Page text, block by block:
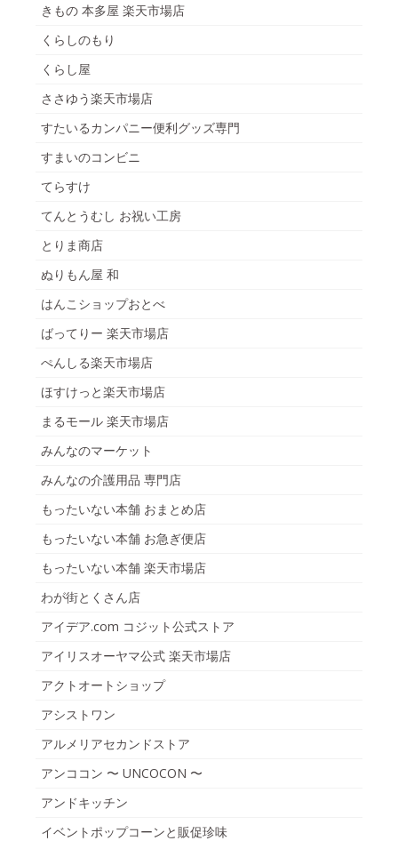
きもの 本多屋 楽天市場店
くらしのもり
くらし屋
ささゆう楽天市場店
すたいるカンパニー便利グッズ専門
すまいのコンビニ
てらすけ
てんとうむし お祝い工房
とりま商店
ぬりもん屋 和
はんこショップおとべ
ばってりー 楽天市場店
ぺんしる楽天市場店
ほすけっと楽天市場店
まるモール 楽天市場店
みんなのマーケット
みんなの介護用品 専門店
もったいない本舗 おまとめ店
もったいない本舗 お急ぎ便店
もったいない本舗 楽天市場店
わが街とくさん店
アイデア.com コジット公式ストア
アイリスオーヤマ公式 楽天市場店
アクトオートショップ
アシストワン
アルメリアセカンドストア
アンココン 〜 UNCOCON 〜
アンドキッチン
イベントポップコーンと販促珍味